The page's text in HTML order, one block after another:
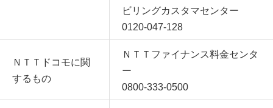
ビリングカスタマセンター
0120-047-128
ＮＴＴドコモに関
するもの
ＮＴＴファイナンス料金センタ
ー
0800-333-0500